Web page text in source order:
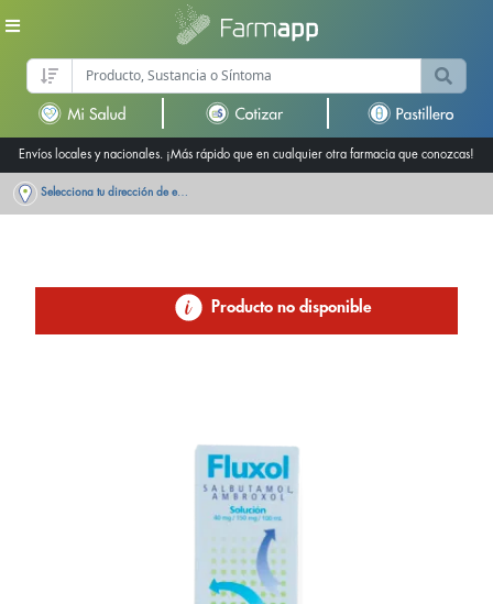
Envíos locales y nacionales. ¡Más rápido que en cualquier otra farmacia que conozcas!
Selecciona tu dirección de entrega
Producto no disponible